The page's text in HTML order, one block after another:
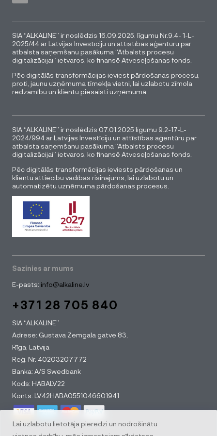
Lai uzlabotu lietotāja pieredzi un nodrošinātu
SIA “ALKALINE” ir noslēdzis 16.09.2025. līgumu Nr.9.4- 1-L-
2025/44 ar Latvijas Investīciju un attīstības aģentūru par
atbalsta saņemšanu pasākuma “Atbalsts procesu
digitalizācijai” ietvaros, ko finansē Atveseļošanas fonds.
Pēc digitālās transformācijas ieviest pārdošanas procesu,
proti, jaunu uzņēmuma tīmekļa vietni, lai uzlabotu zīmola
redzamību un klientu piesaisti uzņēmumā.
SIA “ALKALINE” ir noslēdzis 07.01.2025 līgumu 9.2-17-L-
2024/994 ar Latvijas Investīciju un attīstības aģentūru par
atbalsta saņemšanu pasākuma “Atbalsts procesu
digitalizācijai” ietvaros, ko finansē Atveseļošanas fonds.
Pēc digitālās transformācijas ieviests pārdošanas un
klientu attiecību vadības risinājums, lai uzlabotu un
automatizētu uzņēmuma pārdošanas procesus.
Sazinies ar mums
E-pasts: info@alkaline.lv
+371 28 705 840
SIA “ALKALINE”
Adrese: Gustava Zemgala gatve 83,
Rīga, Latvija
Reģ. Nr. 40203207772
Banka: A/S Swedbank
Kods: HABALV22
Konts: LV42HABA0551046601941